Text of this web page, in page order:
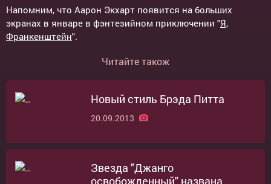
Напомним, что Аарон Экхарт появится на больших
экранах в январе в фэнтезийном приключении "Я,
Франкенштейн".
Читайте також
Новый стиль Брэда Питта
20.09.2013
Звезда "Джанго
освобожденный" названа